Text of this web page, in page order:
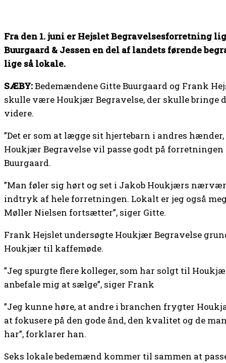
Fra den 1. juni er Hejslet Begravelsesforretning
Buurgaard & Jessen en del af landets førende
lige så lokale.
SÆBY:Bedemændene Gitte Buurgaard og Frank
skulle være Houkjær Begravelse, der skulle bringe
videre.
”Det er som at lægge sit hjertebarn i andres
Houkjær Begravelse vil passe godt på forretningen
Buurgaard.
”Man føler sig hørt og set i Jakob Houkjærs
indtryk af hele forretningen. Lokalt er jeg også
Møller Nielsen fortsætter”, siger Gitte.
Frank Hejslet undersøgte Houkjær Begravelse
Houkjær til kaffemøde.
”Jeg spurgte flere kolleger, som har solgt til
anbefale mig at sælge”, siger Frank
”Jeg kunne høre, at andre i branchen frygter
at fokusere på den gode ånd, den kvalitet og de
har”, forklarer han.
Seks lokale bedemænd kommer til sammen at